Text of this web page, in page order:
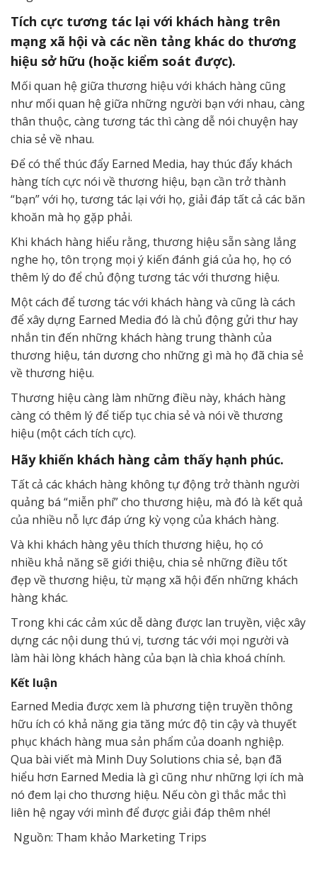
Tích cực tương tác lại với khách hàng trên
mạng xã hội và các nền tảng khác do thương
hiệu sở hữu (hoặc kiểm soát được).
Mối quan hệ giữa thương hiệu với khách hàng cũng
như mối quan hệ giữa những người bạn với nhau, càng
thân thuộc, càng tương tác thì càng dễ nói chuyện hay
chia sẻ về nhau.
Để có thể thúc đẩy Earned Media, hay thúc đẩy khách
hàng tích cực nói về thương hiệu, bạn cần trở thành
“bạn” với họ, tương tác lại với họ, giải đáp tất cả các băn
khoăn mà họ gặp phải.
Khi khách hàng hiểu rằng, thương hiệu sẵn sàng lắng
nghe họ, tôn trọng mọi ý kiến đánh giá của họ, họ có
thêm lý do để chủ động tương tác với thương hiệu.
Một cách để tương tác với khách hàng và cũng là cách
để xây dựng Earned Media đó là chủ động gửi thư hay
nhắn tin đến những khách hàng trung thành của
thương hiệu, tán dương cho những gì mà họ đã chia sẻ
về thương hiệu.
Thương hiệu càng làm những điều này, khách hàng
càng có thêm lý để tiếp tục chia sẻ và nói về thương
hiệu (một cách tích cực).
Hãy khiến khách hàng cảm thấy hạnh phúc.
Tất cả các khách hàng không tự động trở thành người
quảng bá “miễn phí” cho thương hiệu, mà đó là kết quả
của nhiều nỗ lực đáp ứng kỳ vọng của khách hàng.
Và khi khách hàng yêu thích thương hiệu, họ có
nhiều khả năng sẽ giới thiệu, chia sẻ những điều tốt
đẹp về thương hiệu, từ mạng xã hội đến những khách
hàng khác.
Trong khi các cảm xúc dễ dàng được lan truyền, việc xây
dựng các nội dung thú vị, tương tác với mọi người và
làm hài lòng khách hàng của bạn là chìa khoá chính.
Kết luận
Earned Media được xem là phương tiện truyền thông
hữu ích có khả năng gia tăng mức độ tin cậy và thuyết
phục khách hàng mua sản phẩm của doanh nghiệp.
Qua bài viết mà Minh Duy Solutions chia sẻ, bạn đã
hiểu hơn Earned Media là gì cũng như những lợi ích mà
nó đem lại cho thương hiệu. Nếu còn gì thắc mắc thì
liên hệ ngay với mình để được giải đáp thêm nhé!
Nguồn: Tham khảo Marketing Trips